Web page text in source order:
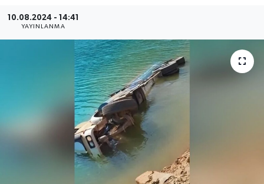
10.08.2024 - 14:41
YAYINLANMA